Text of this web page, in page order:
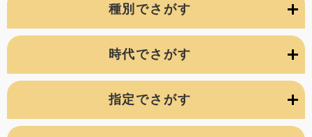
種別でさがす
時代でさがす
指定でさがす